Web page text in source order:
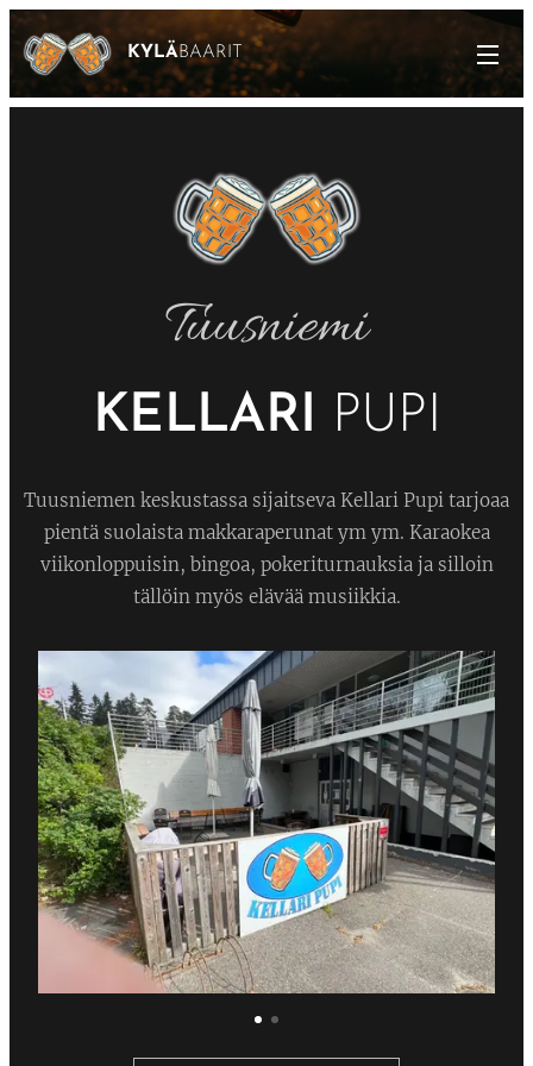
KYLÄBAARIT
Tuusniemi
KELLARI PUPI
Tuusniemen keskustassa sijaitseva Kellari Pupi tarjoaa
pientä suolaista makkaraperunat ym ym. Karaokea
viikonloppuisin, bingoa, pokeriturnauksia ja silloin
tällöin myös elävää musiikkia.